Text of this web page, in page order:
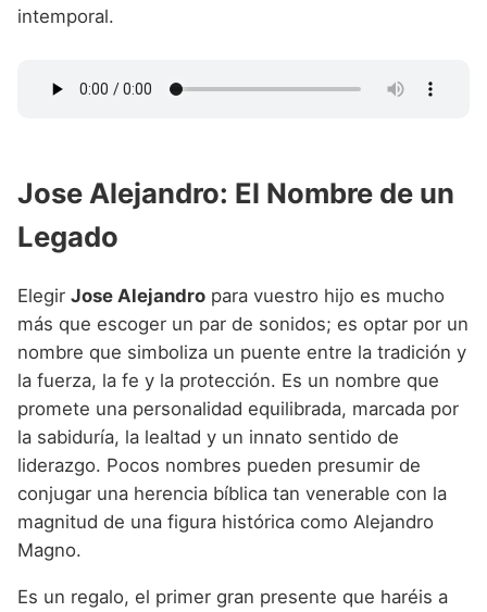
intemporal.
Jose Alejandro: El Nombre de un
Legado
Elegir Jose Alejandro para vuestro hijo es mucho
más que escoger un par de sonidos; es optar por un
nombre que simboliza un puente entre la tradición y
la fuerza, la fe y la protección. Es un nombre que
promete una personalidad equilibrada, marcada por
la sabiduría, la lealtad y un innato sentido de
liderazgo. Pocos nombres pueden presumir de
conjugar una herencia bíblica tan venerable con la
magnitud de una figura histórica como Alejandro
Magno.
Es un regalo, el primer gran presente que haréis a